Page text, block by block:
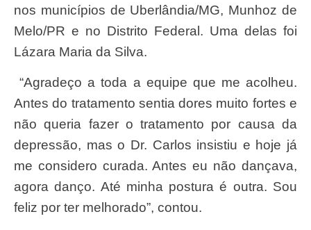
nos municípios de Uberlândia/MG, Munhoz de
Melo/PR e no Distrito Federal. Uma delas foi
Lázara Maria da Silva.
“Agradeço a toda a equipe que me acolheu.
Antes do tratamento sentia dores muito fortes e
não queria fazer o tratamento por causa da
depressão, mas o Dr. Carlos insistiu e hoje já
me considero curada. Antes eu não dançava,
agora danço. Até minha postura é outra. Sou
feliz por ter melhorado”, contou.